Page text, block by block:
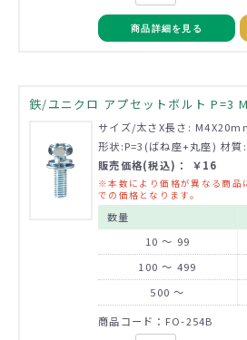
商品詳細を見る
鉄/ユニクロ アプセットボルト P=3
サイズ/太さX長さ:
形状:P=3(ばね座+丸座) 材質
販売価格(税込)： ￥16
※本数により価格が異なる商品
での価格となります。
数量
10 ～ 99
100 ～ 499
500 ～
商品コード：FO-254B